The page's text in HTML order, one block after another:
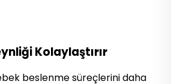
Kolaylaştırır
beslenme süreçlerini daha